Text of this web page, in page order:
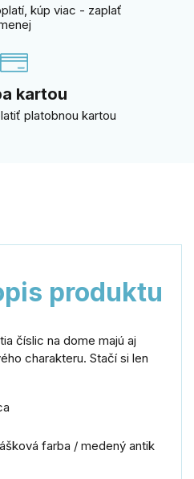
kúp viac - zaplať
kartou
platobnou kartou
produktu
číslic na dome majú aj
charakteru. Stačí si len
farba / medený antik